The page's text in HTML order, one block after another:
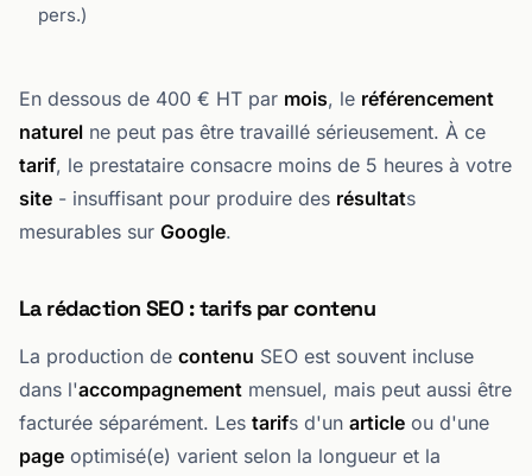
pers.)
En dessous de 400 € HT par mois, le référencement
naturel ne peut pas être travaillé sérieusement. À ce
tarif, le prestataire consacre moins de 5 heures à votre
site - insuffisant pour produire des résultats
mesurables sur Google.
La rédaction SEO : tarifs par contenu
La production de contenu SEO est souvent incluse
dans l'accompagnement mensuel, mais peut aussi être
facturée séparément. Les tarifs d'un article ou d'une
page optimisé(e) varient selon la longueur et la